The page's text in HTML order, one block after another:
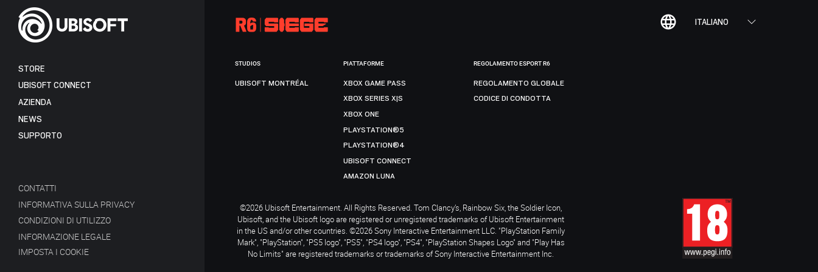
ITALIANO
STORE
UBISOFT CONNECT
AZIENDA
NEWS
SUPPORTO
CONTATTI
INFORMATIVA SULLA PRIVACY
CONDIZIONI DI UTILIZZO
INFORMAZIONE LEGALE
IMPOSTA I COOKIE
STUDIOS
UBISOFT MONTRÉAL
PIATTAFORME
XBOX GAME PASS
XBOX SERIES X|S
XBOX ONE
PLAYSTATION®5
PLAYSTATION®4
UBISOFT CONNECT
AMAZON LUNA
REGOLAMENTO ESPORT R6
REGOLAMENTO GLOBALE
CODICE DI CONDOTTA
©2026 Ubisoft Entertainment. All Rights Reserved. Tom Clancy’s, Rainbow Six, the Soldier Icon,
Ubisoft, and the Ubisoft logo are registered or unregistered trademarks of Ubisoft Entertainment
in the US and/or other countries. ©2026 Sony Interactive Entertainment LLC. "PlayStation Family
Mark", "PlayStation", "PS5 logo", "PS5", "PS4 logo", "PS4", "PlayStation Shapes Logo" and "Play Has
No Limits" are registered trademarks or trademarks of Sony Interactive Entertainment Inc.